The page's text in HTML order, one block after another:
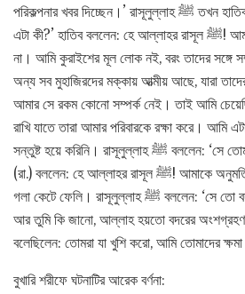
পরিকল্পনার খবর দিচ্ছেন।’ রাসূলুল্লাহ ﷺ তখন হাতিবকে জিজ্ঞেস করলেন: ‘হাতিব!
এটা কী?’ হাতিব বললেন: হে আল্লাহর রাসূল ﷺ! আমার ব্যাপারে তাড়াহুড়া করবেন
না। আমি কুরাইশের মূল লোক নই, বরং তাদের সঙ্গে
অন্য সব মুহাজিরদের মক্কায় আত্মীয় আছে, যারা
আমার সে রকম কোনো সম্পর্ক নেই। তাই আমি
রাখি যাতে তারা আমার পরিবারকে রক্ষা করে। আমি
সন্তুষ্ট হয়ে করিনি। রাসূলুল্লাহ ﷺ বললেন: ‘সে তোমাদের সত্য বলেছে।’ তখন উমর
(রা.) বললেন: হে আল্লাহর রাসূল ﷺ! আমাকে অনুমতি দিন যেন আমি এই মুনাফিকের
গলা কেটে ফেলি। রাসূলুল্লাহ ﷺ বললেন: ‘সে তো বদরের যুদ্ধে অংশ নিয়েছিল।
আর তুমি কি জানো, আল্লাহ হয়তো বদরের
বলেছিলেন: তোমরা যা খুশি করো, আমি তোমাদের
বুখারি শরীফে ঘটনাটির আরেক বর্ণনা: